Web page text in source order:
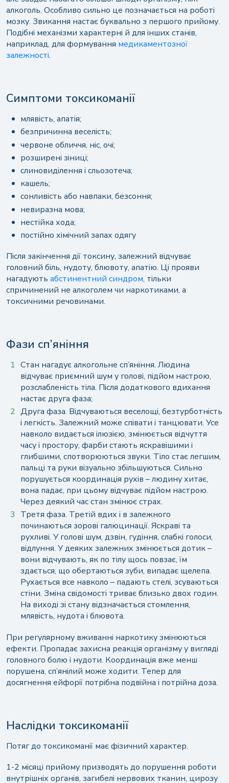
алкоголь. Особливо сильно це позначається на роботі
мозку. Звикання настає буквально з першого прийому.
Подібні механізми характерні й для інших станів,
наприклад, для формування медикаментозної
залежності.
Симптоми токсикоманії
млявість, апатія;
безпричинна веселість;
червоне обличчя, ніс, очі;
розширені зіниці;
слиновиділення і сльозотеча;
кашель;
сонливість або навпаки, безсоння;
невиразна мова;
нестійка хода;
постійно хімічний запах одягу
Після закінчення дії токсину, залежний відчуває
головний біль, нудоту, блювоту, апатію. Ці прояви
нагадують абстинентний синдром, тільки
спричинений не алкоголем чи наркотиками, а
токсичними речовинами.
Фази сп’яніння
Стан нагадує алкогольне сп’яніння. Людина
відчуває приємний шум у голові, підйом настрою,
розслабленість тіла. Після додаткового вдихання
настає друга фаза;
Друга фаза. Відчуваються веселощі, безтурботність
і легкість. Залежний може співати і танцювати. Усе
навколо видається ілюзією, змінюється відчуття
часу і простору, фарби стають яскравішими і
глибшими, спотворюються звуки. Тіло стає легшим,
пальці та руки візуально збільшуються. Сильно
порушується координація рухів – людину хитає,
вона падає, при цьому відчуває підйом настрою.
Через деякий час стан змінює страх.
Третя фаза. Третій вдих і в залежного
починаються зорові галюцинації. Яскраві та
рухливі. У голові шум, дзвін, гудіння, слабкі голоси,
відлуння. У деяких залежних змінюється дотик –
вони відчувають, як по тілу щось повзає, їм
здається, що обертаються зуби, випадає щелепа.
Рухається все навколо – падають стелі, зсуваються
стіни. Зміна свідомості триває близько двох годин.
На виході зі стану відзначається стомлення,
млявість, нудота і блювота.
При регулярному вживанні наркотику змінюються
ефекти. Пропадає захисна реакція організму у вигляді
головного болю і нудоти. Координація вже менш
порушена, сп’янілий може ходити. Тепер для
досягнення ейфорії потрібна подвійна і потрійна доза.
Наслідки токсикоманії
Потяг до токсикоманії має фізичний характер.
1-2 місяці прийому призводять до порушення роботи
внутрішніх органів, загибелі нервових тканин, цирозу